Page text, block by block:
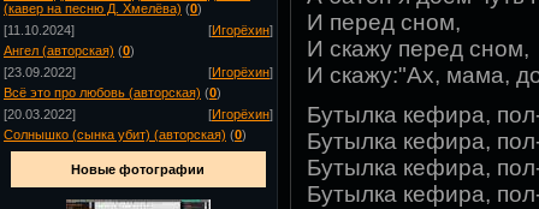
(кавер на песню Д. Хмелёва) (0)
[11.10.2024]
[Игорёхин]
Ангел (авторская) (0)
[23.09.2022]
[Игорёхин]
Всё это про любовь (авторская) (0)
[20.03.2022]
[Игорёхин]
Солнышко (сынка убит) (авторская) (0)
Новые фотографии
И перед сном,
И скажу перед сном,
И скажу:"Ах, мама,
Бутылка кефира,
Бутылка кефира,
Бутылка кефира,
Бутылка кефира,